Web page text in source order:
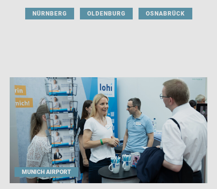
NÜRNBERG OLDENBURG OSNABRÜCK
MUNICH AIRPORT